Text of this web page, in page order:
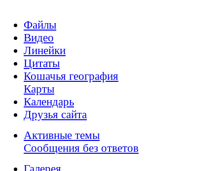
Файлы
Видео
Линейки
Цитаты
Кошачья география
Карты
Календарь
Друзья сайта
Активные темы
Сообщения без ответов